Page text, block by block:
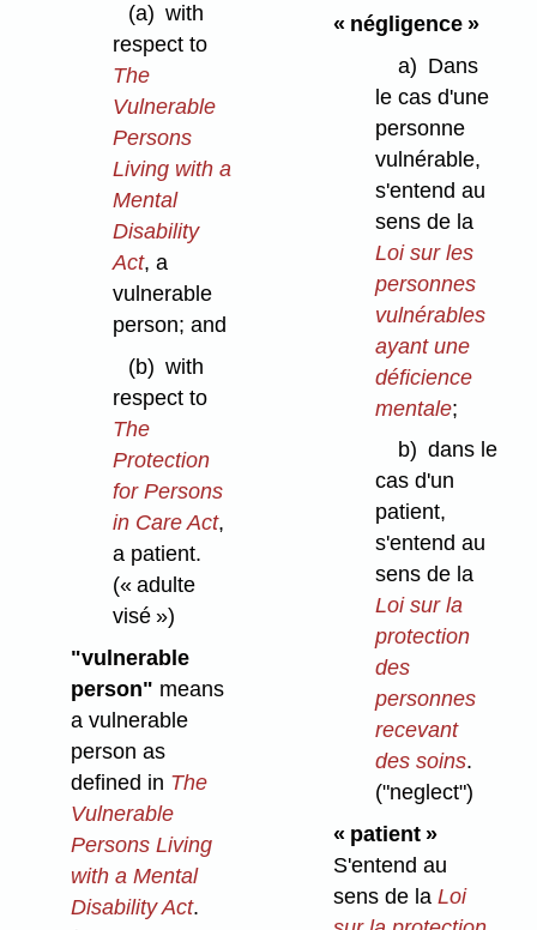
(a) with
respect to
The
Vulnerable
Persons
Living with a
Mental
Disability
Act, a
vulnerable
person; and
(b) with
respect to
The
Protection
for Persons
in Care Act,
a patient.
(« adulte
visé »)
"vulnerable
person" means
a vulnerable
person as
defined in The
Vulnerable
Persons Living
with a Mental
Disability Act.
« négligence »
a) Dans
le cas d'une
personne
vulnérable,
s'entend au
sens de la
Loi sur les
personnes
vulnérables
ayant une
déficience
mentale;
b) dans le
cas d'un
patient,
s'entend au
sens de la
Loi sur la
protection
des
personnes
recevant
des soins.
("neglect")
« patient »
S'entend au
sens de la Loi